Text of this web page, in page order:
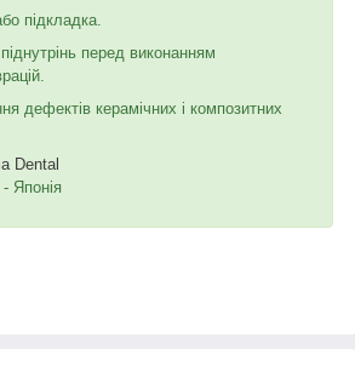
підкладка.
перед виконанням
дефектів керамічних і композитних
Dental
Японія